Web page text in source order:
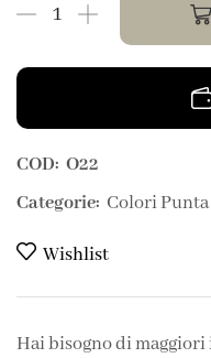
COD: O22
Categorie: Colori
Wishlist
Hai bisogno di